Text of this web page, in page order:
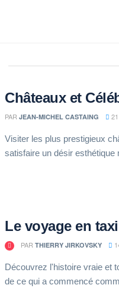
Châteaux et
PAR JEAN-MICHEL CASTAING
Visiter les plus prestigieux
satisfaire un désir
Le voyage en
PAR THIERRY JIRKOVSKY
Découvrez l'histoire vraie et
de ce qui a commencé